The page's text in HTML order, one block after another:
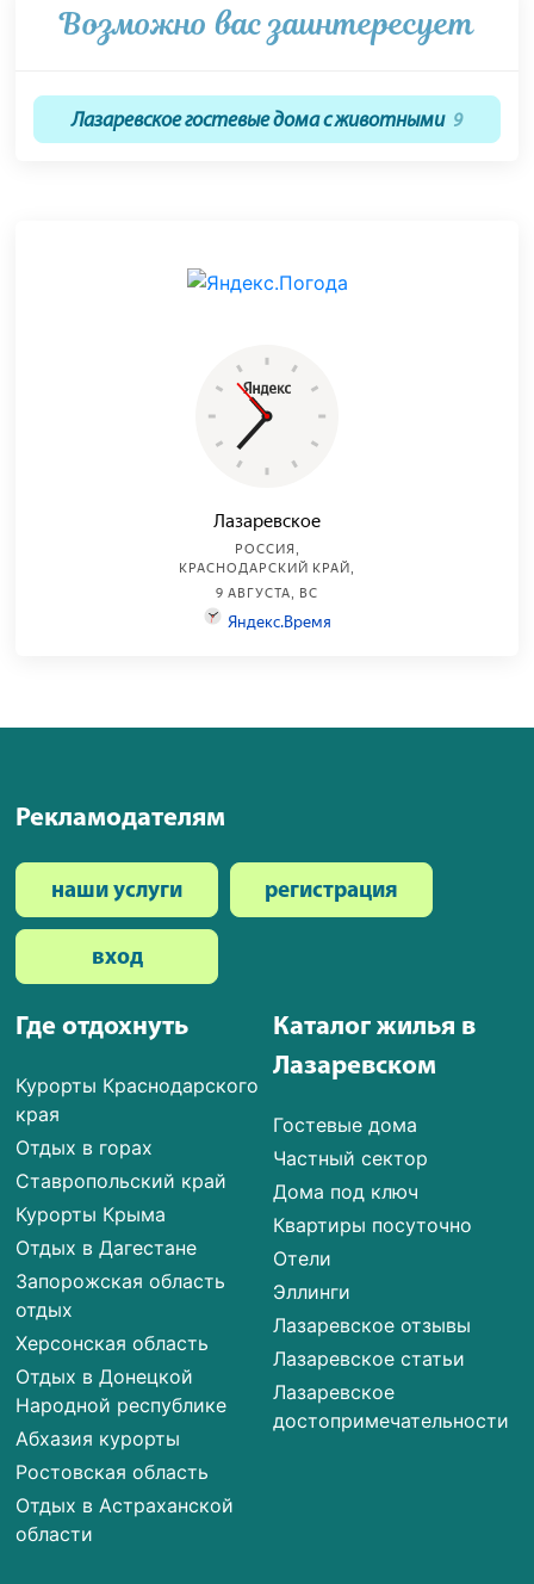
Возможно вас заинтересует
Лазаревское гостевые дома с животными 9
Где отдохнуть
Курорты Краснодарского
края
Отдых в горах
Ставропольский край
Курорты Крыма
Отдых в Дагестане
Запорожская область
отдых
Херсонская область
Отдых в Донецкой
Народной республике
Абхазия курорты
Ростовская область
Отдых в Астраханской
области
Каталог жилья в
Лазаревском
Гостевые дома
Частный сектор
Дома под ключ
Квартиры посуточно
Отели
Эллинги
Лазаревское отзывы
Лазаревское статьи
Лазаревское
достопримечательности
Рекламодателям
наши услуги регистрация
вход